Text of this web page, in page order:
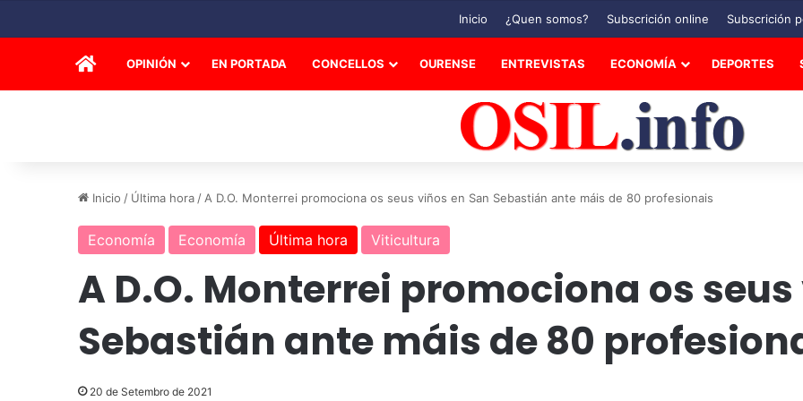
Inicio ¿Quen somos? Subscrición online Subscrición
INICIOOPINIÓN EN PORTADA CONCELLOS OURENSE ENTREVISTAS ECONOMÍA DEPORTES
Inicio / Última hora / A D.O. Monterrei promociona os seus viños en San Sebastián ante máis de 80 profesionais
Economía Economía Última hora Viticultura
A D.O. Monterrei promociona os
Sebastián ante máis de 80
20 de Setembro de 2021